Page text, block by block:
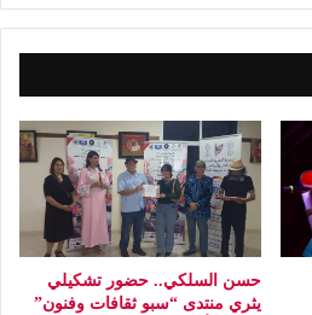
حسن السلكي.. حضور تشكيلي
يثري منتدى “سبو ثقافات وفنون”